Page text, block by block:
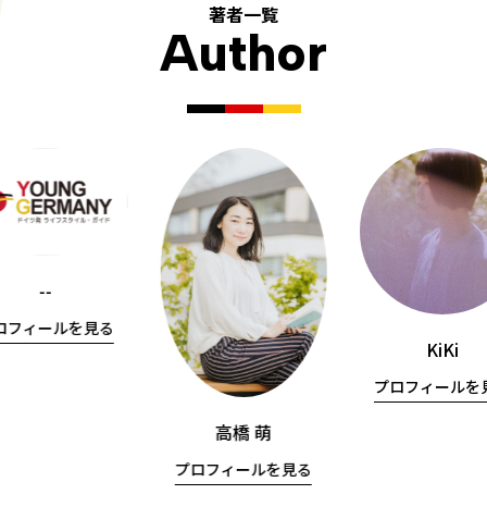
著者一覧
Author
--
フィールを見る
高橋 萌
プロフィールを見る
KiKi
プロフィールを